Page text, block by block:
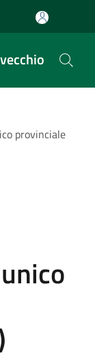
provinciale